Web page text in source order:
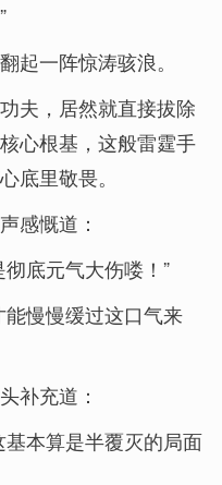
起一阵惊涛骇浪。
夫，居然就直接拔除
心根基，这般雷霆手
底里敬畏。
感慨道：
底元气大伤喽！”
慢慢缓过这口气来
补充道：
本算是半覆灭的局面